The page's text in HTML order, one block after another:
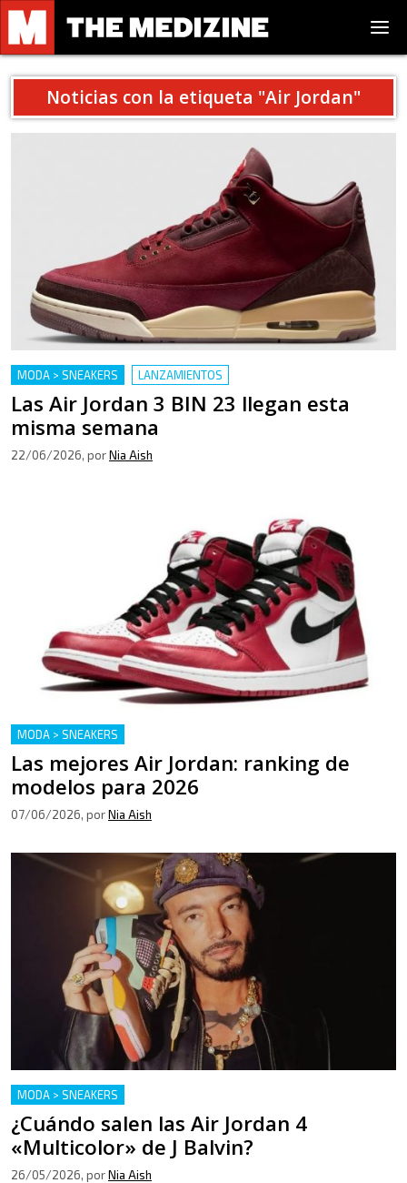
Noticias con la etiqueta "Air Jordan"
MODA > SNEAKERS LANZAMIENTOS
Las Air Jordan 3 BIN 23 llegan esta
misma semana
22/06/2026, porNia Aish
MODA > SNEAKERS
Las mejores Air Jordan: ranking de
modelos para 2026
07/06/2026, porNia Aish
MODA > SNEAKERS
¿Cuándo salen las Air Jordan 4
«Multicolor» de J Balvin?
26/05/2026, porNia Aish